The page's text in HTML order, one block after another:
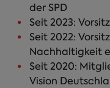
der SPD
Seit 2023:
Seit 2022:
Nachhaltigkeit
Seit 2020:
Vision